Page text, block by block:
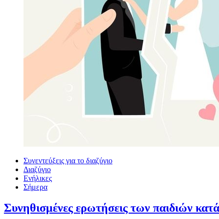
Συνεντεύξεις για το διαζύγιο
Διαζύγιο
Ενήλικες
Σήμερα
Συνηθισμένες ερωτήσεις των παιδιών